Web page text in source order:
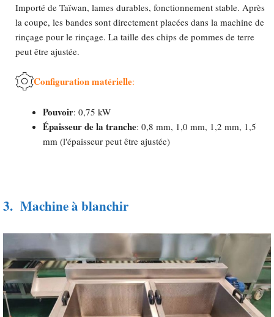
Importé de Taïwan, lames durables, fonctionnement stable. Après
la coupe, les bandes sont directement placées dans la machine de
rinçage pour le rinçage. La taille des chips de pommes de terre
peut être ajustée.
Configuration matérielle:
Pouvoir: 0,75 kW
Épaisseur de la tranche: 0,8 mm, 1,0 mm, 1,2 mm, 1,5
mm (l'épaisseur peut être ajustée)
3. Machine à blanchir